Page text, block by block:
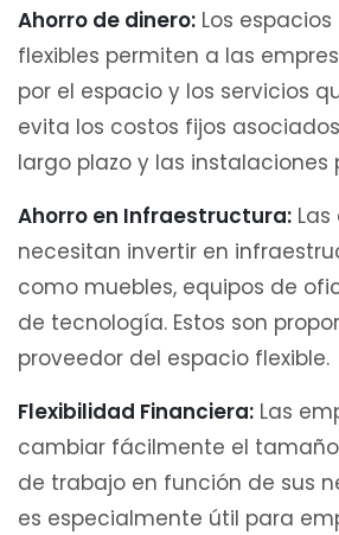
Ahorro de dinero: Los
flexibles permiten a las
por el espacio y los servicios
evita los costos fijos
largo plazo y las instalaciones
Ahorro en Infraestructura:
necesitan invertir en
como muebles, equipos de
de tecnología. Estos son
proveedor del espacio flexible.
Flexibilidad Financiera: Las
cambiar fácilmente el
de trabajo en función de sus
es especialmente útil para